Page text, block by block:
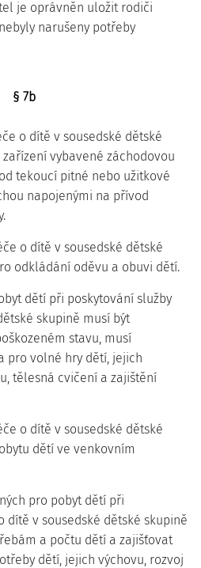
je oprávněn uložit rodiči
narušeny potřeby
§ 7b
o dítě v sousedské dětské
vybavené záchodovou
tekoucí pitné nebo užitkové
napojenými na přívod
o dítě v sousedské dětské
odkládání oděvu a obuvi dětí.
dětí při poskytování služby
skupině musí být
stavu, musí
pro volné hry dětí, jejich
tělesná cvičení a zajištění
o dítě v sousedské dětské
dětí ve venkovním
pro pobyt dětí při
dítě v sousedské dětské skupině
a počtu dětí a zajišťovat
dětí, jejich výchovu, rozvoj